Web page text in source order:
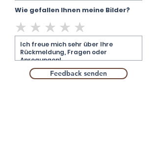
Wie gefallen Ihnen meine Bilder?
Feedback senden